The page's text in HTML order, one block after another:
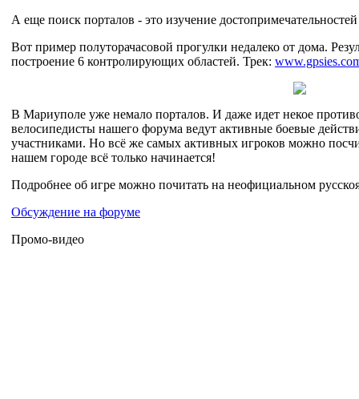
А еще поиск порталов - это изучение
Вот пример полуторачасовой прогулки недалеко от дома.
построение 6 контролирующих областей. Трек:
В Мариуполе уже немало порталов. И даже идет некое
велосипедисты нашего форума ведут активные боевые
участниками. Но всё же самых активных игроков можно
нашем городе всё только начинается!
Подробнее об игре можно почитать на неофициальном
Обсуждение на форуме
Промо-видео